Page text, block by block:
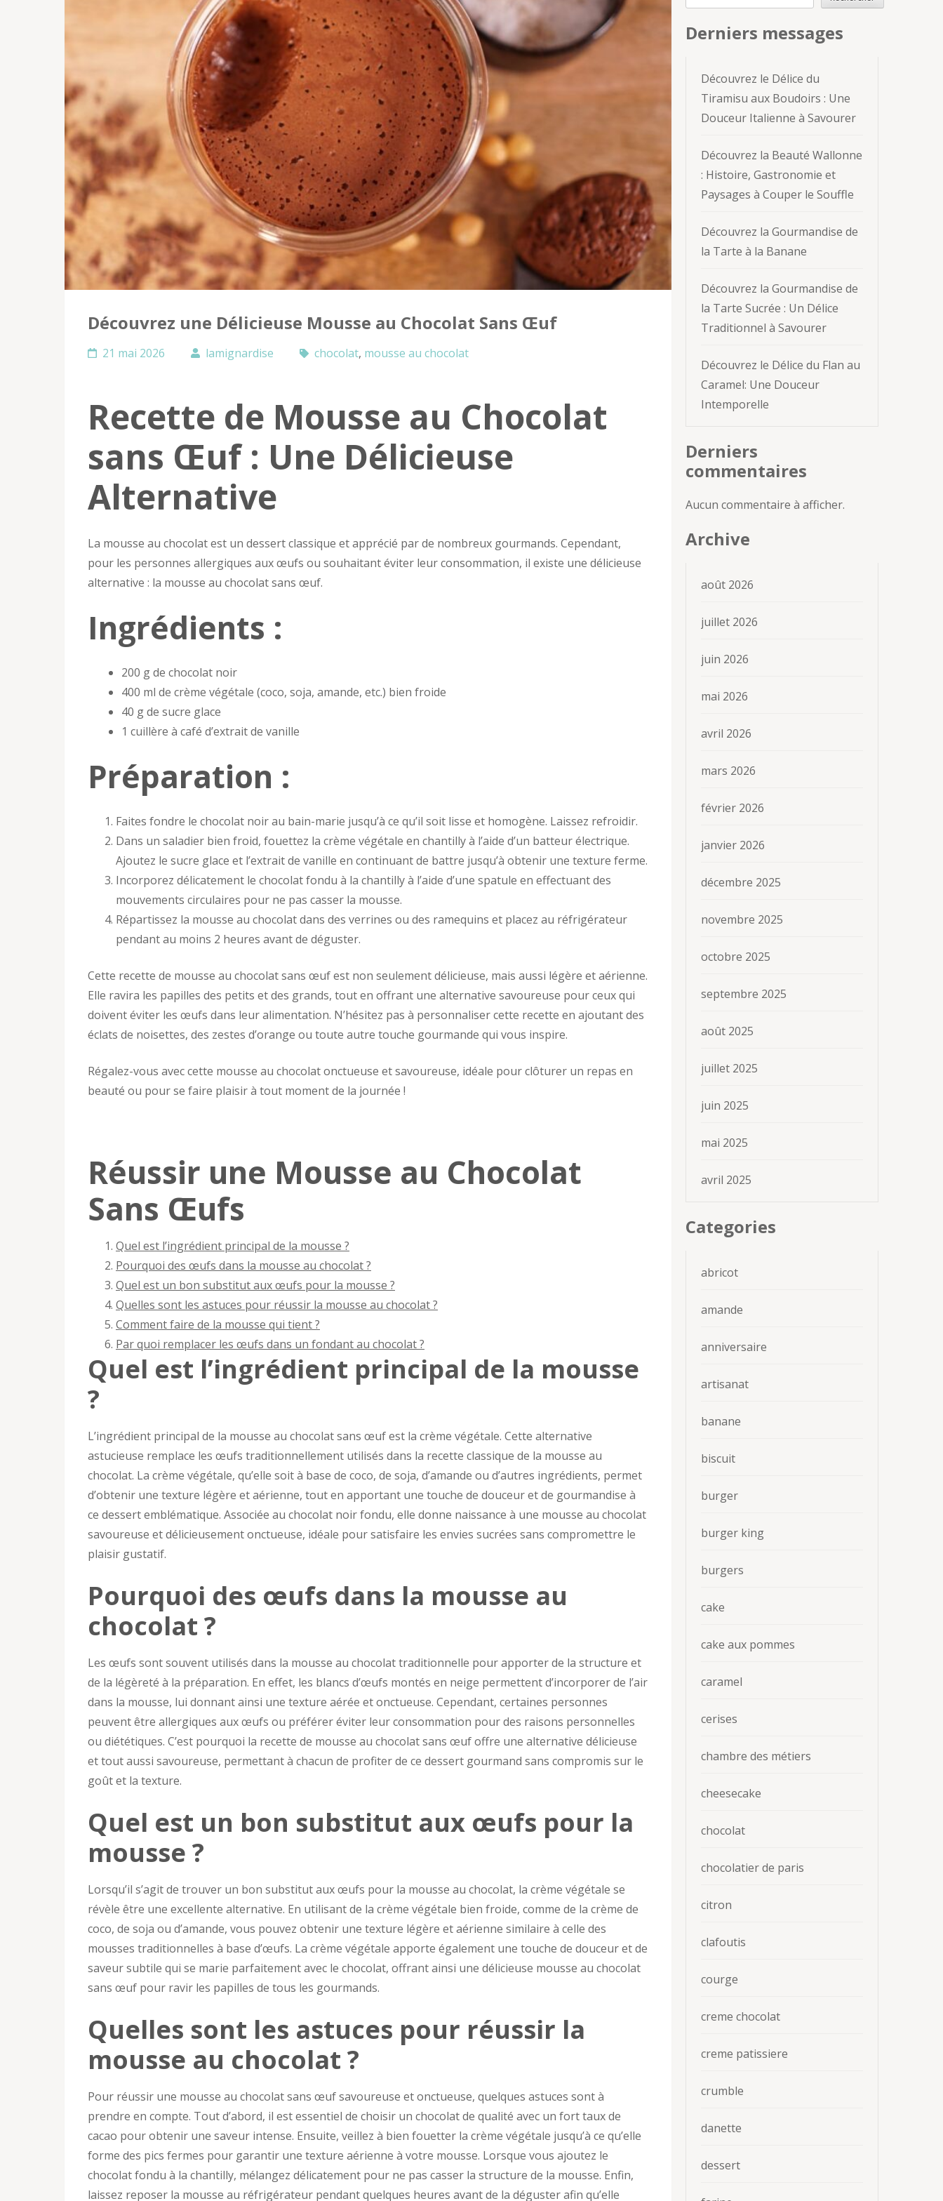
Découvrez une Délicieuse Mousse au Chocolat Sans Œuf
21 mai 2026 lamignardise chocolat, mousse au chocolat
Recette de Mousse au Chocolat
sans Œuf : Une Délicieuse
Alternative
La mousse au chocolat est un dessert classique et apprécié par de nombreux gourmands. Cependant,
pour les personnes allergiques aux œufs ou souhaitant éviter leur consommation, il existe une délicieuse
alternative : la mousse au chocolat sans œuf.
Ingrédients :
200 g de chocolat noir
400 ml de crème végétale (coco, soja, amande, etc.) bien froide
40 g de sucre glace
1 cuillère à café d’extrait de vanille
Préparation :
Faites fondre le chocolat noir au bain-marie jusqu’à ce qu’il soit lisse et homogène. Laissez refroidir.
Dans un saladier bien froid, fouettez la crème végétale en chantilly à l’aide d’un batteur électrique.
Ajoutez le sucre glace et l’extrait de vanille en continuant de battre jusqu’à obtenir une texture ferme.
Incorporez délicatement le chocolat fondu à la chantilly à l’aide d’une spatule en effectuant des
mouvements circulaires pour ne pas casser la mousse.
Répartissez la mousse au chocolat dans des verrines ou des ramequins et placez au réfrigérateur
pendant au moins 2 heures avant de déguster.
Cette recette de mousse au chocolat sans œuf est non seulement délicieuse, mais aussi légère et aérienne.
Elle ravira les papilles des petits et des grands, tout en offrant une alternative savoureuse pour ceux qui
doivent éviter les œufs dans leur alimentation. N’hésitez pas à personnaliser cette recette en ajoutant des
éclats de noisettes, des zestes d’orange ou toute autre touche gourmande qui vous inspire.
Régalez-vous avec cette mousse au chocolat onctueuse et savoureuse, idéale pour clôturer un repas en
beauté ou pour se faire plaisir à tout moment de la journée !
Réussir une Mousse au Chocolat
Sans Œufs
Quel est l’ingrédient principal de la mousse ?
Pourquoi des œufs dans la mousse au chocolat ?
Quel est un bon substitut aux œufs pour la mousse ?
Quelles sont les astuces pour réussir la mousse au chocolat ?
Comment faire de la mousse qui tient ?
Par quoi remplacer les œufs dans un fondant au chocolat ?
Quel est l’ingrédient principal de la mousse
?
L’ingrédient principal de la mousse au chocolat sans œuf est la crème végétale. Cette alternative
astucieuse remplace les œufs traditionnellement utilisés dans la recette classique de la mousse au
chocolat. La crème végétale, qu’elle soit à base de coco, de soja, d’amande ou d’autres ingrédients, permet
d’obtenir une texture légère et aérienne, tout en apportant une touche de douceur et de gourmandise à
ce dessert emblématique. Associée au chocolat noir fondu, elle donne naissance à une mousse au chocolat
savoureuse et délicieusement onctueuse, idéale pour satisfaire les envies sucrées sans compromettre le
plaisir gustatif.
Pourquoi des œufs dans la mousse au
chocolat ?
Les œufs sont souvent utilisés dans la mousse au chocolat traditionnelle pour apporter de la structure et
de la légèreté à la préparation. En effet, les blancs d’œufs montés en neige permettent d’incorporer de l’air
dans la mousse, lui donnant ainsi une texture aérée et onctueuse. Cependant, certaines personnes
peuvent être allergiques aux œufs ou préférer éviter leur consommation pour des raisons personnelles
ou diététiques. C’est pourquoi la recette de mousse au chocolat sans œuf offre une alternative délicieuse
et tout aussi savoureuse, permettant à chacun de profiter de ce dessert gourmand sans compromis sur le
goût et la texture.
Quel est un bon substitut aux œufs pour la
mousse ?
Lorsqu’il s’agit de trouver un bon substitut aux œufs pour la mousse au chocolat, la crème végétale se
révèle être une excellente alternative. En utilisant de la crème végétale bien froide, comme de la crème de
coco, de soja ou d’amande, vous pouvez obtenir une texture légère et aérienne similaire à celle des
mousses traditionnelles à base d’œufs. La crème végétale apporte également une touche de douceur et de
saveur subtile qui se marie parfaitement avec le chocolat, offrant ainsi une délicieuse mousse au chocolat
sans œuf pour ravir les papilles de tous les gourmands.
Quelles sont les astuces pour réussir la
mousse au chocolat ?
Pour réussir une mousse au chocolat sans œuf savoureuse et onctueuse, quelques astuces sont à
prendre en compte. Tout d’abord, il est essentiel de choisir un chocolat de qualité avec un fort taux de
cacao pour obtenir une saveur intense. Ensuite, veillez à bien fouetter la crème végétale jusqu’à ce qu’elle
forme des pics fermes pour garantir une texture aérienne à votre mousse. Lorsque vous ajoutez le
chocolat fondu à la chantilly, mélangez délicatement pour ne pas casser la structure de la mousse. Enfin,
laissez reposer la mousse au réfrigérateur pendant quelques heures avant de la déguster afin qu’elle
Derniers messages
Découvrez le Délice du
Tiramisu aux Boudoirs : Une
Douceur Italienne à Savourer
Découvrez la Beauté Wallonne
: Histoire, Gastronomie et
Paysages à Couper le Souffle
Découvrez la Gourmandise de
la Tarte à la Banane
Découvrez la Gourmandise de
la Tarte Sucrée : Un Délice
Traditionnel à Savourer
Découvrez le Délice du Flan au
Caramel: Une Douceur
Intemporelle
Derniers
commentaires
Aucun commentaire à afficher.
Archive
août 2026
juillet 2026
juin 2026
mai 2026
avril 2026
mars 2026
février 2026
janvier 2026
décembre 2025
novembre 2025
octobre 2025
septembre 2025
août 2025
juillet 2025
juin 2025
mai 2025
avril 2025
Categories
abricot
amande
anniversaire
artisanat
banane
biscuit
burger
burger king
burgers
cake
cake aux pommes
caramel
cerises
chambre des métiers
cheesecake
chocolat
chocolatier de paris
citron
clafoutis
courge
creme chocolat
creme patissiere
crumble
danette
dessert